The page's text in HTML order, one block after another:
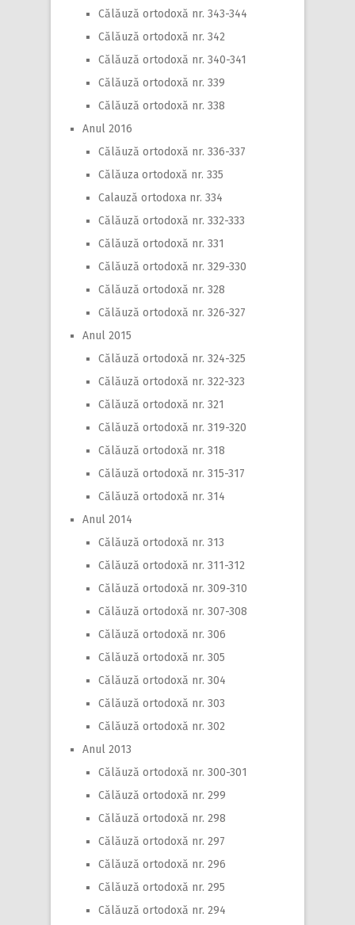
Călăuză ortodoxă nr. 343-344
Călăuză ortodoxă nr. 342
Călăuză ortodoxă nr. 340-341
Călăuză ortodoxă nr. 339
Călăuză ortodoxă nr. 338
Anul 2016
Călăuză ortodoxă nr. 336-337
Călăuza ortodoxă nr. 335
Calauză ortodoxa nr. 334
Călăuză ortodoxă nr. 332-333
Călăuză ortodoxă nr. 331
Călăuză ortodoxă nr. 329-330
Călăuză ortodoxă nr. 328
Călăuză ortodoxă nr. 326-327
Anul 2015
Călăuză ortodoxă nr. 324-325
Călăuză ortodoxă nr. 322-323
Călăuză ortodoxă nr. 321
Călăuză ortodoxă nr. 319-320
Călăuză ortodoxă nr. 318
Călăuză ortodoxă nr. 315-317
Călăuză ortodoxă nr. 314
Anul 2014
Călăuză ortodoxă nr. 313
Călăuză ortodoxă nr. 311-312
Călăuză ortodoxă nr. 309-310
Călăuză ortodoxă nr. 307-308
Călăuză ortodoxă nr. 306
Călăuză ortodoxă nr. 305
Călăuză ortodoxă nr. 304
Călăuză ortodoxă nr. 303
Călăuză ortodoxă nr. 302
Anul 2013
Călăuză ortodoxă nr. 300-301
Călăuză ortodoxă nr. 299
Călăuză ortodoxă nr. 298
Călăuză ortodoxă nr. 297
Călăuză ortodoxă nr. 296
Călăuză ortodoxă nr. 295
Călăuză ortodoxă nr. 294